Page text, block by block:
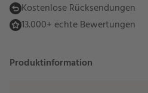
Kostenlose Rücksendungen
13.000+ echte Bewertungen
Produktinformation